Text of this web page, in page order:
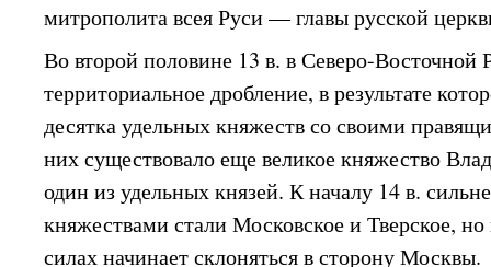
митрополита всея Руси — главы русской
Во второй половине 13 в. в Северо-Восточной
территориальное дробление, в результате
десятка удельных княжеств со своими
них существовало еще великое княжество
один из удельных князей. К началу 14 в.
княжествами стали Московское и Тверское,
силах начинает склоняться в сторону Москвы.